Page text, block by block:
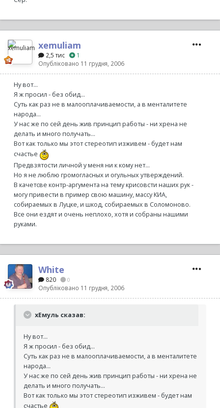
xemuliam
2,5 тис
1
Опубліковано 11 грудня, 2006
Ну вот...
Я ж просил - без обид...
Суть как раз не в малооплачиваемости, а в менталитете
народа...
У нас же по сей день жив принцип работы - ни хрена не
делать и много получать...
Вот как только мы этот стереотип изживем - будет нам
счастье
Предвзятости личной у меня ни к кому нет...
Но я не люблю громогласных и огульных утверждений.
В качетсве контр-аргумента на тему крисовсти наших рук -
могу привести в пример свою машину, массу КИА,
собираемых в Луцке, и шкод, собираемых в Соломоново.
Все они ездят и очень неплохо, хотя и собраны нашими
руками.
White
820 0
Опубліковано 11 грудня, 2006
хЕмуль сказав:
Ну вот...
Я ж просил - без обид...
Суть как раз не в малооплачиваемости, а в менталитете
народа...
У нас же по сей день жив принцип работы - ни хрена не
делать и много получать...
Вот как только мы этот стереотип изживем - будет нам
счастье